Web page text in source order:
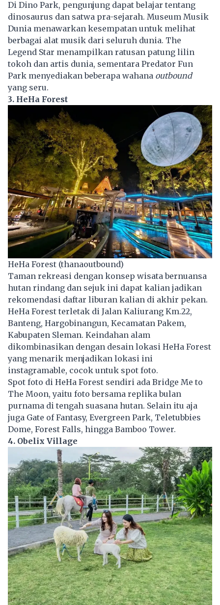
Di Dino Park, pengunjung dapat belajar tentang
dinosaurus dan satwa pra-sejarah. Museum Musik
Dunia menawarkan kesempatan untuk melihat
berbagai alat musik dari seluruh dunia. The
Legend Star menampilkan ratusan patung lilin
tokoh dan artis dunia, sementara Predator Fun
Park menyediakan beberapa wahana outbound
yang seru.
3. HeHa Forest
HeHa Forest (thanaoutbound)
Taman rekreasi dengan konsep wisata bernuansa
hutan rindang dan sejuk ini dapat kalian jadikan
rekomendasi daftar liburan kalian di akhir pekan.
HeHa Forest terletak di Jalan Kaliurang Km.22,
Banteng, Hargobinangun, Kecamatan Pakem,
Kabupaten Sleman. Keindahan alam
dikombinasikan dengan desain lokasi HeHa Forest
yang menarik menjadikan lokasi ini
instagramable, cocok untuk spot foto.
Spot foto di HeHa Forest sendiri ada Bridge Me to
The Moon, yaitu foto bersama replika bulan
purnama di tengah suasana hutan. Selain itu aja
juga Gate of Fantasy, Evergreen Park, Teletubbies
Dome, Forest Falls, hingga Bamboo Tower.
4. Obelix Village